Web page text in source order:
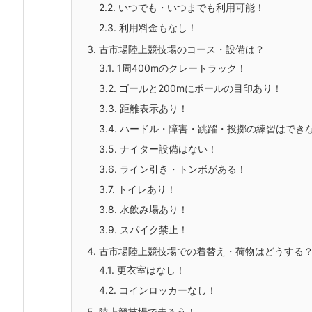
2.2. いつでも・いつまでも利用可能！
2.3. 利用料金もなし！
3. 古市場陸上競技場のコース・設備は？
3.1. 1周400mのクレートラック！
3.2. ゴールと200mにポールの目印あり！
3.3. 距離表示あり！
3.4. ハードル・障害・跳躍・投擲の練習はでき
3.5. ナイター設備はない！
3.6. ライン引き・トンボがある！
3.7. トイレあり！
3.8. 水飲み場あり！
3.9. スパイク禁止！
4. 古市場陸上競技場での着替え・荷物はどうする？
4.1. 更衣室はなし！
4.2. コインロッカーなし！